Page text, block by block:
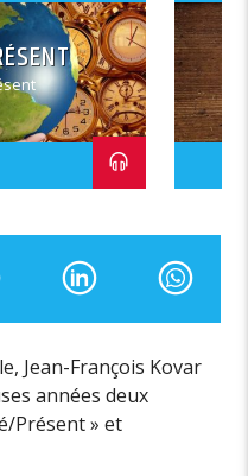
Jean-François Kovar
années deux
Présent » et